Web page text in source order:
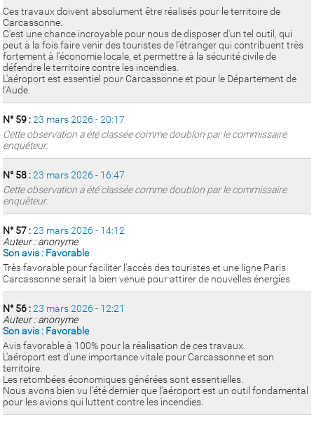
Ces travaux doivent absolument être réalisés pour le territoire de
Carcassonne.
C'est une chance incroyable pour nous de disposer d'un tel outil, qui
peut à la fois faire venir des touristes de l'étranger qui contribuent très
fortement à l'économie locale, et permettre à la sécurité civile de
défendre le territoire contre les incendies.
L'aéroport est essentiel pour Carcassonne et pour le Département de
l'Aude.
N° 59 :23 mars 2026 - 20:17
Cette observation a été classée comme doublon par le commissaire
enquêteur.
N° 58 :23 mars 2026 - 16:47
Cette observation a été classée comme doublon par le commissaire
enquêteur.
N° 57 :23 mars 2026 - 14:12
Auteur : anonyme
Son avis : Favorable
Très favorable pour faciliter l’accès des touristes et une ligne Paris
Carcassonne serait la bien venue pour attirer de nouvelles énergies
N° 56 :23 mars 2026 - 12:21
Auteur : anonyme
Son avis : Favorable
Avis favorable à 100% pour la réalisation de ces travaux.
L'aéroport est d'une importance vitale pour Carcassonne et son
territoire.
Les retombées économiques générées sont essentielles.
Nous avons bien vu l'été dernier que l'aéroport est un outil fondamental
pour les avions qui luttent contre les incendies.